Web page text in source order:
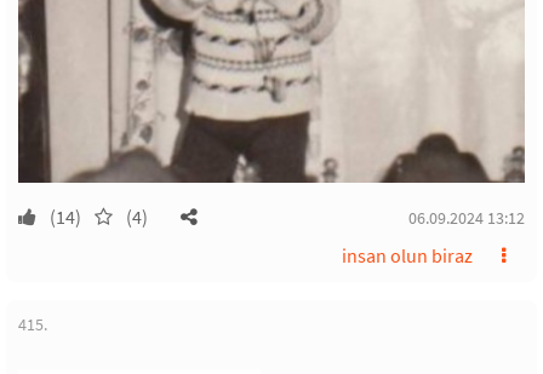
(14) (4) 06.09.2024 13:12
insan olun biraz
415.